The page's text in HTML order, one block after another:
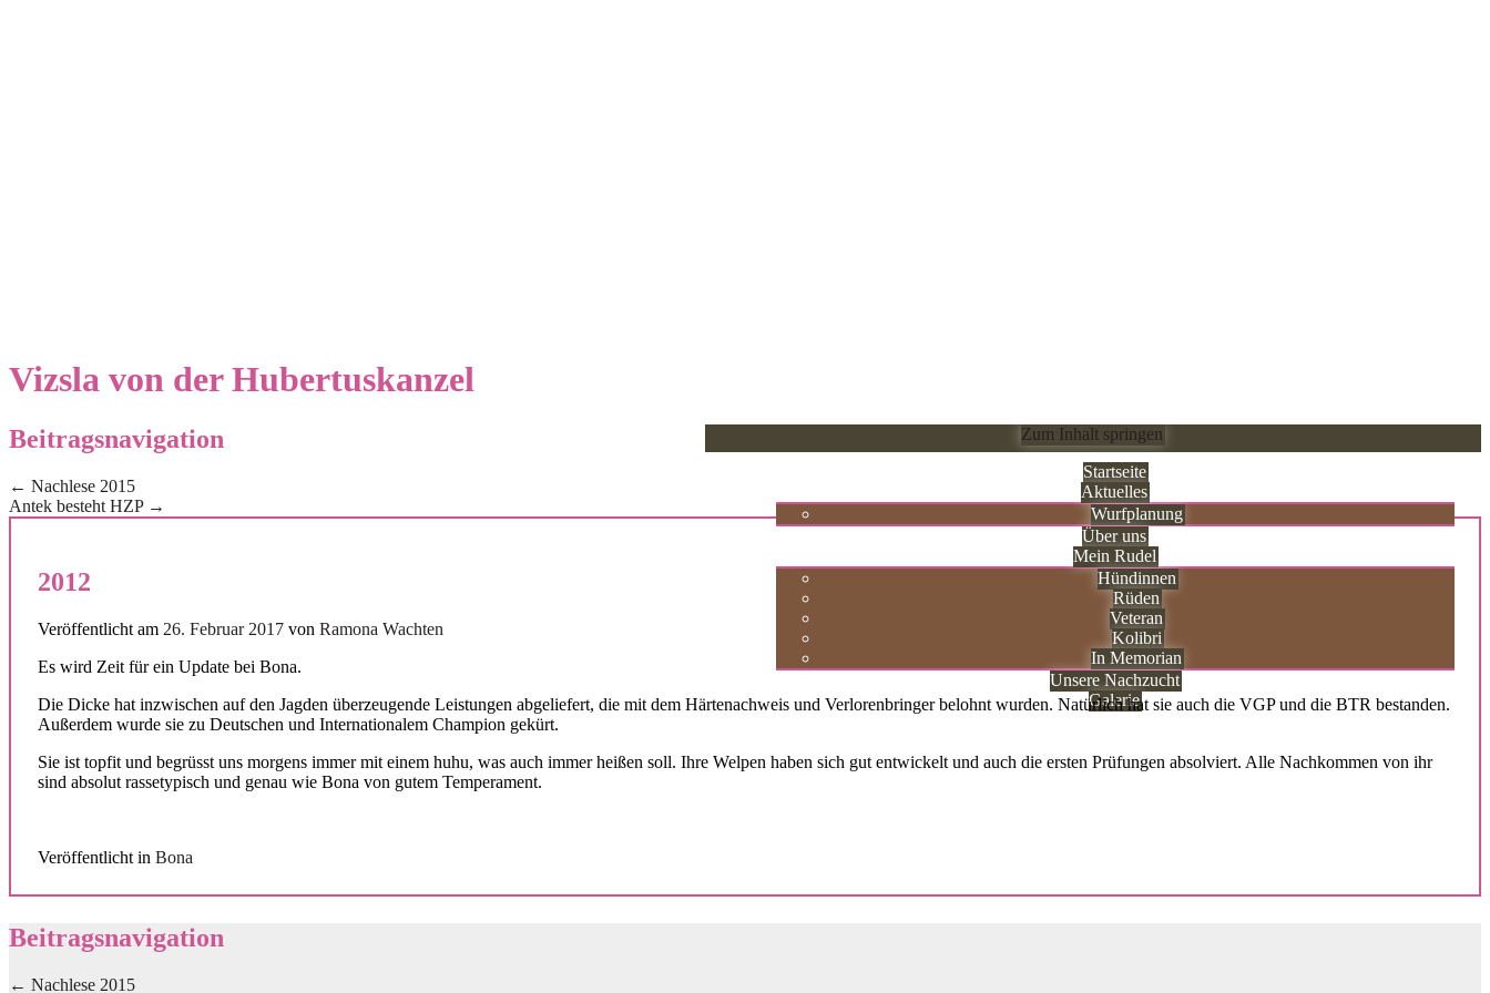
Vizsla von der Hubertuskanzel
Zum Inhalt springen
Startseite
Aktuelles
Wurfplanung
Über uns
Mein Rudel
Hündinnen
Rüden
Veteran
Kolibri
In Memorian
Unsere Nachzucht
Galerie
Beitragsnavigation
← Nachlese 2015
Antek besteht HZP →
2012
Veröffentlicht am 26. Februar 2017 von Ramona Wachten
Es wird Zeit für ein Update bei Bona.
Die Dicke hat inzwischen auf den Jagden überzeugende Leistungen abgeliefert, die mit dem Härtenachweis und Verlorenbringer belohnt wurden. Natürlich hat sie auch die VGP und die BTR bestanden.
Außerdem wurde sie zu Deutschen und Internationalem Champion gekürt.
Sie ist topfit und begrüsst uns morgens immer mit einem huhu, was auch immer heißen soll. Ihre Welpen haben sich gut entwickelt und auch die ersten Prüfungen absolviert. Alle Nachkommen von ihr
sind absolut rassetypisch und genau wie Bona von gutem Temperament.
Veröffentlicht in Bona
Beitragsnavigation
← Nachlese 2015